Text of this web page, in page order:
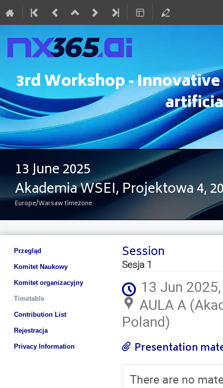
3rd Workshop -
13 June 2025
Akademia WSEI, Projektowa 4,
Europe/Warsaw timezone
Event
menu
Przegląd
Komitet Naukowy
Komitet organizacyjny
Timetable
Contribution List
Rejestracja
Privacy Information
Session
Sesja 1
13 Jun
AULA A
Poland)
Presentation
There are no